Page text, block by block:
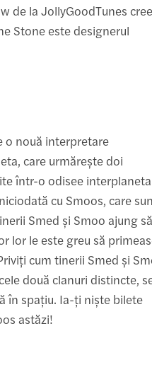
de la JollyGoodTunes
Stone este designerul
o nouă interpretare
care urmărește doi
într-o odisee
cu Smoos, care
Smed și Smoo ajung să
lor le este greu să
cum tinerii Smed și
două clanuri distincte,
în spațiu. Ia-ți niște bilete
astăzi!